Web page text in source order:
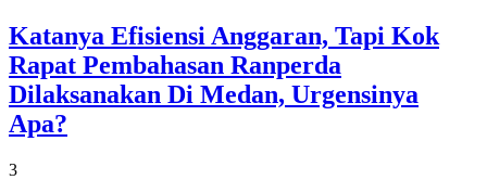
Katanya Efisiensi Anggaran, Tapi Kok
Rapat Pembahasan Ranperda
Dilaksanakan Di Medan, Urgensinya
Apa?
3